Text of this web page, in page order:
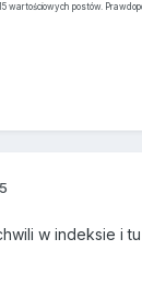
wartościowych postów.
w indeksie i